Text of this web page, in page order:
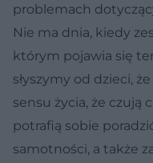
problemach
Nie ma dnia, kiedy
którym pojawia się
słyszymy od dzieci,
sensu życia, że czują
potrafią sobie
samotności, a także